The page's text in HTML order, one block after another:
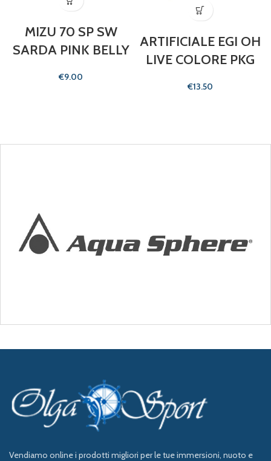
MIZU 70 SP SW
SARDA PINK BELLY
€
ARTIFICIALE EGI OH
LIVE COLORE PKG
€
Vendiamo online i prodotti migliori per le tue immersioni, nuoto e